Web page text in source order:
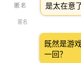
匿名
是太在意
既然是游
一回？